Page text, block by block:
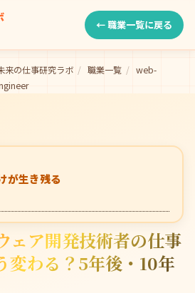
← 職業一覧に戻る
来の仕事研究ラボ / 職業一覧 / web-
が生き残る
ェア開発技術者の仕事
変わる？5年後・10年